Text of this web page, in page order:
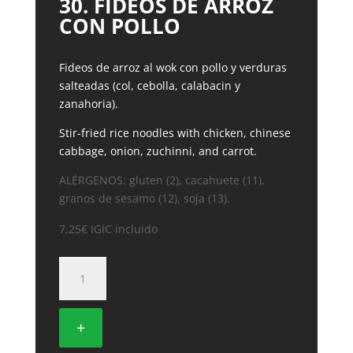
CON POLLO
Fideos de arroz al wok con pollo y verduras
salteadas (col, cebolla, calabacin y
zanahoria).
Stir-fried rice noodles with chicken, chinese
cabbage, onion, zuchinni, and carrot.
ALÉRGENOS: gluten (2), cacahuete (11),
granos de sesamo (12), soja (13).
7,25€ IGIC incluido
FIDEOS
DE
CON+